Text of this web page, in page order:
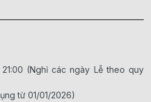
(Nghỉ các ngày Lễ theo quy
từ 01/01/2026)